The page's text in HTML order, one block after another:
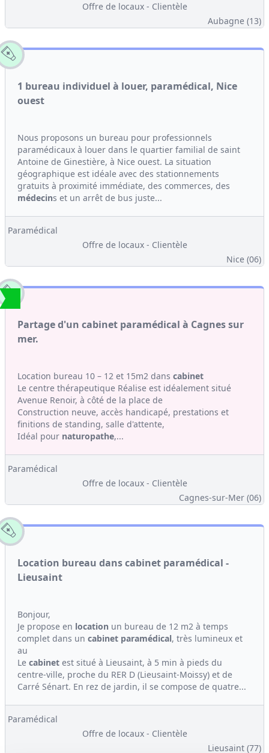
Offre de locaux - Clientèle
Aubagne (13)
1 bureau individuel à louer, paramédical, Nice
ouest
Nous proposons un bureau pour professionnels
paramédicaux à louer dans le quartier familial de saint
Antoine de Ginestière, à Nice ouest. La situation
géographique est idéale avec des stationnements
gratuits à proximité immédiate, des commerces, des
médecins et un arrêt de bus juste...
Paramédical
Offre de locaux - Clientèle
Nice (06)
Partage d'un cabinet paramédical à Cagnes sur
mer.
Location bureau 10 – 12 et 15m2 dans cabinet
Le centre thérapeutique Réalise est idéalement situé
Avenue Renoir, à côté de la place de
Construction neuve, accès handicapé, prestations et
finitions de standing, salle d'attente,
Idéal pour naturopathe,...
Paramédical
Offre de locaux - Clientèle
Cagnes-sur-Mer (06)
Location bureau dans cabinet paramédical -
Lieusaint
Bonjour,
Je propose en location un bureau de 12 m2 à temps
complet dans un cabinet paramédical, très lumineux et
au
Le cabinet est situé à Lieusaint, à 5 min à pieds du
centre-ville, proche du RER D (Lieusaint-Moissy) et de
Carré Sénart. En rez de jardin, il se compose de quatre...
Paramédical
Offre de locaux - Clientèle
Lieusaint (77)